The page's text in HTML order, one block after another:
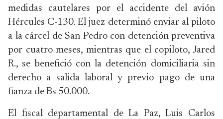
medidas cautelares por el accidente del avión
Hércules C-130. El juez determinó enviar al piloto
a la cárcel de San Pedro con detención preventiva
por cuatro meses, mientras que el copiloto, Jared
R., se benefició con la detención domiciliaria sin
derecho a salida laboral y previo pago de una
fianza de Bs 50.000.
El fiscal departamental de La Paz, Luis Carlos